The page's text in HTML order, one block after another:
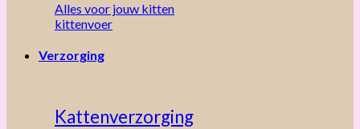
Alles voor jouw kitten
kittenvoer
Verzorging
Kattenverzorging